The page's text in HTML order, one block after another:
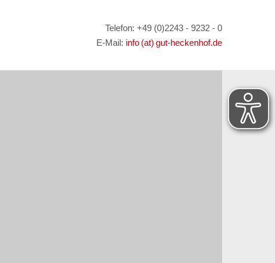
Telefon: +49 (0)2243 - 9232 - 0
E-Mail: info (at) gut-heckenhof.de